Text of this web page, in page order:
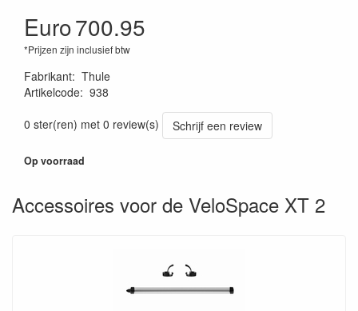
Euro700.95
*Prijzen zijn inclusief btw
Fabrikant: Thule
Artikelcode: 938
0 ster(ren) met 0 review(s)
Schrijf een review
Op voorraad
Accessoires voor de VeloSpace XT 2